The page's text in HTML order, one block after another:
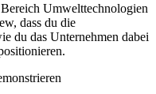
Umwelttechnologien
dass du die
du das Unternehmen dabei